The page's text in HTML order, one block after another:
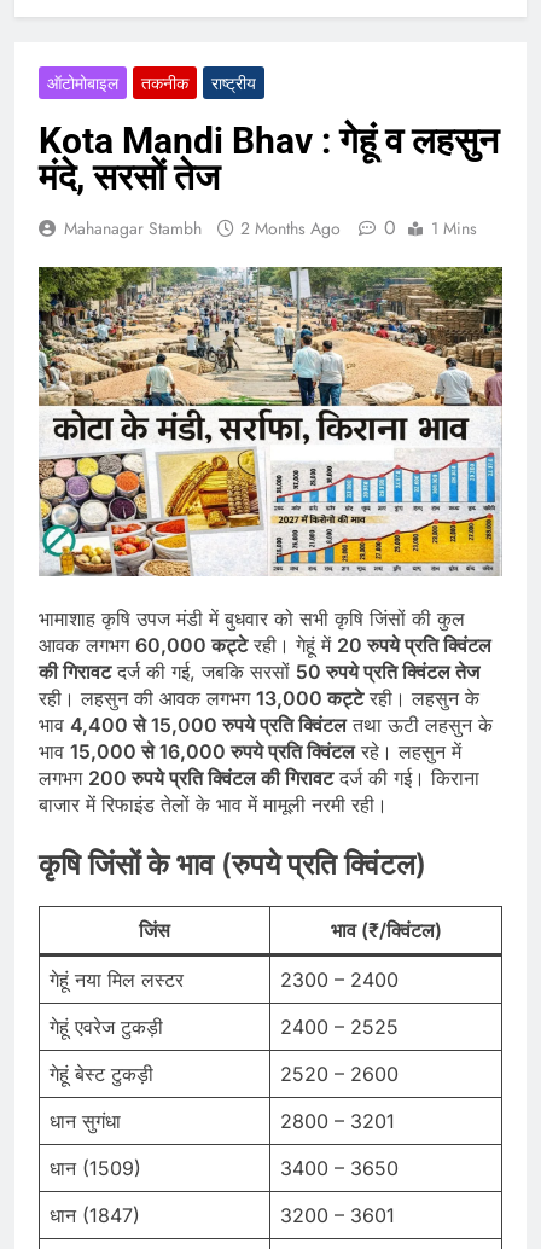
ऑटोमोबाइल तकनीक राष्ट्रीय
Kota Mandi Bhav : गेहूं व लहसुन
मंदे, सरसों तेज
Mahanagar Stambh 2 Months Ago 0 1 Mins
भामाशाह कृषि उपज मंडी में बुधवार को सभी कृषि जिंसों की कुल
आवक लगभग 60,000 कट्टेरही। गेहूं में 20 रुपये प्रति क्विंटल
की गिरावटदर्ज की गई, जबकि सरसों 50 रुपये प्रति क्विंटल तेज
रही। लहसुन की आवक लगभग 13,000 कट्टेरही। लहसुन के
भाव 4,400 से 15,000 रुपये प्रति क्विंटलतथा ऊटी लहसुन के
भाव 15,000 से 16,000 रुपये प्रति क्विंटलरहे। लहसुन में
लगभग 200 रुपये प्रति क्विंटल की गिरावटदर्ज की गई। किराना
बाजार में रिफाइंड तेलों के भाव में मामूली नरमी रही।
कृषि जिंसों के भाव (रुपये प्रति क्विंटल)
जिंस भाव (₹/क्विंटल)
गेहूं नया मिल लस्टर
2300 – 2400
गेहूं एवरेज टुकड़ी
2400 – 2525
गेहूं बेस्ट टुकड़ी
2520 – 2600
धान सुगंधा
2800 – 3201
धान (1509)
3400 – 3650
धान (1847)
3200 – 3601